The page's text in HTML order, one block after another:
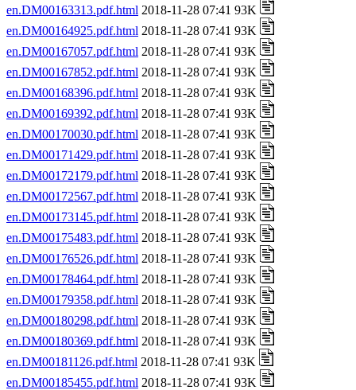
en.DM00163313.pdf.html 2018-11-28 07:41 93K
en.DM00164925.pdf.html 2018-11-28 07:41 93K
en.DM00167057.pdf.html 2018-11-28 07:41 93K
en.DM00167852.pdf.html 2018-11-28 07:41 93K
en.DM00168396.pdf.html 2018-11-28 07:41 93K
en.DM00169392.pdf.html 2018-11-28 07:41 93K
en.DM00170030.pdf.html 2018-11-28 07:41 93K
en.DM00171429.pdf.html 2018-11-28 07:41 93K
en.DM00172179.pdf.html 2018-11-28 07:41 93K
en.DM00172567.pdf.html 2018-11-28 07:41 93K
en.DM00173145.pdf.html 2018-11-28 07:41 93K
en.DM00175483.pdf.html 2018-11-28 07:41 93K
en.DM00176526.pdf.html 2018-11-28 07:41 93K
en.DM00178464.pdf.html 2018-11-28 07:41 93K
en.DM00179358.pdf.html 2018-11-28 07:41 93K
en.DM00180298.pdf.html 2018-11-28 07:41 93K
en.DM00180369.pdf.html 2018-11-28 07:41 93K
en.DM00181126.pdf.html 2018-11-28 07:41 93K
en.DM00185455.pdf.html 2018-11-28 07:41 93K